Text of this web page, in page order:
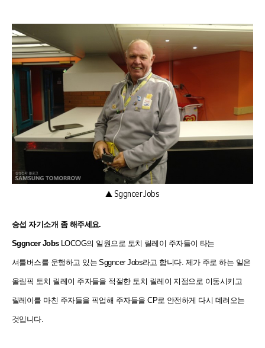
▲ Sggncer Jobs
승섭자기소개 좀 해주세요.
Sggncer Jobs LOCOG의 일원으로 토치 릴레이 주자들이 타는
셔틀버스를 운행하고 있는 Sggncer Jobs라고 합니다. 제가 주로 하는 일은
올림픽 토치 릴레이 주자들을 적절한 토치 릴레이 지점으로 이동시키고
릴레이를 마친 주자들을 픽업해 주자들을 CP로 안전하게 다시 데려오는
것입니다.